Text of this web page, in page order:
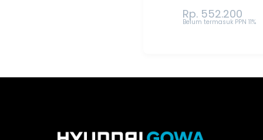
Rp. 552.200
Belum termasuk PPN 11%